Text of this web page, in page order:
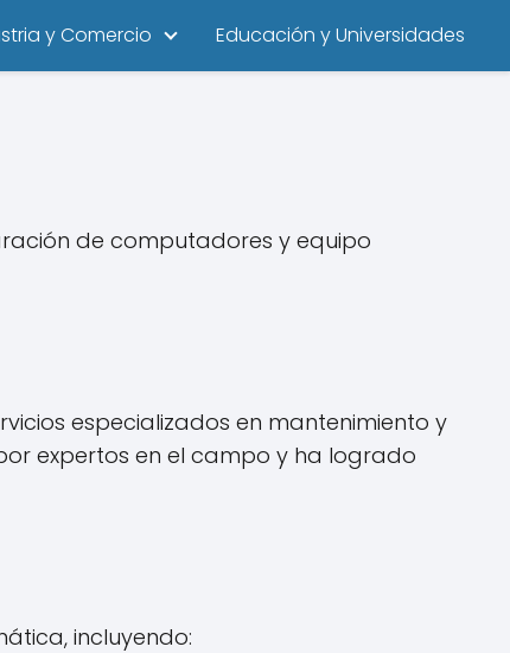
y Comercio Educación y Universidades
de computadores y equipo
especializados en mantenimiento y
expertos en el campo y ha logrado
incluyendo: